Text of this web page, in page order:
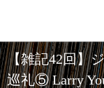
【雑記42回】
巡礼⑤ Larry